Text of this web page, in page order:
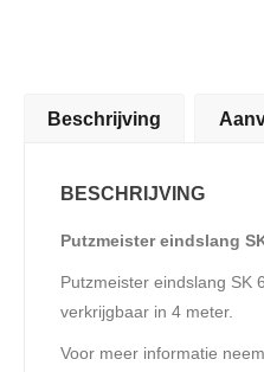
Beschrijving
BESCHRIJVING
Putzmeister eindslang
Putzmeister eindslang SK
verkrijgbaar in 4 meter.
Voor meer informatie neem